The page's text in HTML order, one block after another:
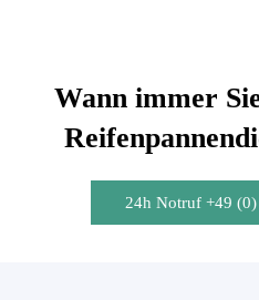
Wann immer
24h Notruf +49